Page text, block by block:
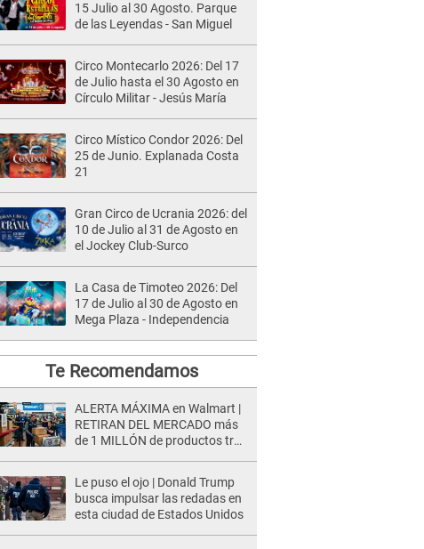
15 Julio al 30 Agosto. Parque
de las Leyendas - San Miguel
Circo Montecarlo 2026: Del 17
de Julio hasta el 30 Agosto en
Círculo Militar - Jesús María
Circo Místico Condor 2026: Del
25 de Junio. Explanada Costa
21
Gran Circo de Ucrania 2026: del
10 de Julio al 31 de Agosto en
el Jockey Club-Surco
La Casa de Timoteo 2026: Del
17 de Julio al 30 de Agosto en
Mega Plaza - Independencia
Te Recomendamos
ALERTA MÁXIMA en Walmart |
RETIRAN DEL MERCADO más
de 1 MILLÓN de productos tras
Le puso el ojo | Donald Trump
busca impulsar las redadas en
esta ciudad de Estados Unidos